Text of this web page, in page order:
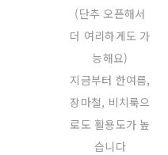
(단추 오픈해서
더 여리하게도 가
능해요)
지금부터 한여름,
장마철, 비치룩으
로도 활용도가 높
습니다